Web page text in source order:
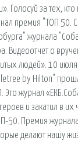
Голосуй за тех,
премия "ТОП 50.
журнала
Видеоотчет о
людей». 10 июля
by Hilton"
Это журнал
и закатил в их
50. Премия
делают нашу